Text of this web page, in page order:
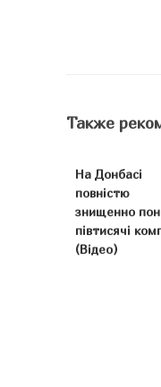
Также
На Донбасі
повністю
знищенно
півтисячі
(Відео)